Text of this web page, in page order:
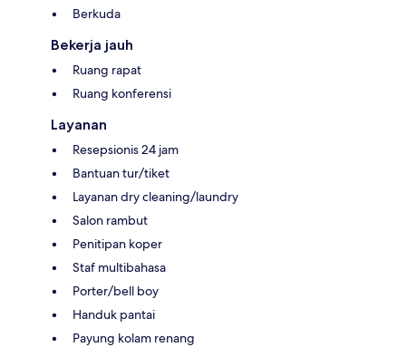
Berkuda
Bekerja jauh
Ruang rapat
Ruang konferensi
Layanan
Resepsionis 24 jam
Bantuan tur/tiket
Layanan dry cleaning/laundry
Salon rambut
Penitipan koper
Staf multibahasa
Porter/bell boy
Handuk pantai
Payung kolam renang